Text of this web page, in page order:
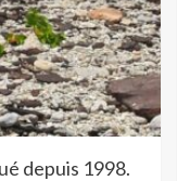
depuis 1998.